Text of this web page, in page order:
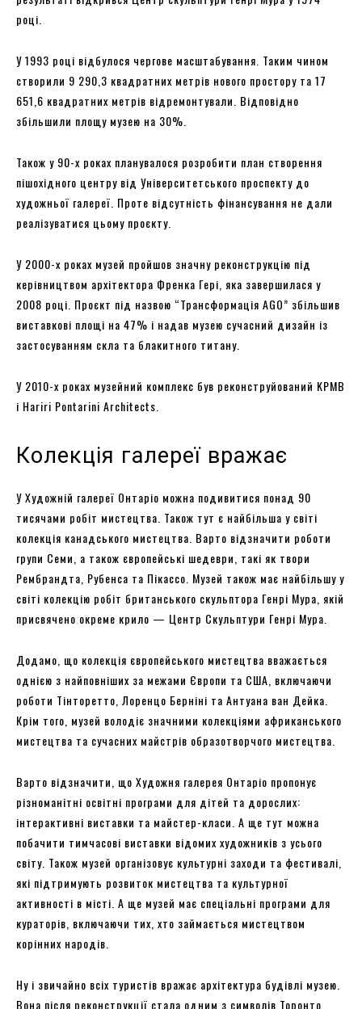
році.
У 1993 році відбулося чергове масштабування. Таким чином
створили 9 290,3 квадратних метрів нового простору та 17
651,6 квадратних метрів відремонтували. Відповідно
збільшили площу музею на 30%.
Також у 90-х роках планувалося розробити план створення
пішохідного центру від Університетського проспекту до
художньої галереї. Проте відсутність фінансування не дали
реалізуватися цьому проєкту.
У 2000-х роках музей пройшов значну реконструкцію під
керівництвом архітектора Френка Гері, яка завершилася у
2008 році. Проєкт під назвою “Трансформація AGO” збільшив
виставкові площі на 47% і надав музею сучасний дизайн із
застосуванням скла та блакитного титану.
У 2010-х роках музейний комплекс був реконструйований KPMB
і Hariri Pontarini Architects.
Колекція галереї вражає
У Художній галереї Онтаріо можна подивитися понад 90
тисячами робіт мистецтва. Також тут є найбільша у світі
колекція канадського мистецтва. Варто відзначити роботи
групи Семи, а також європейські шедеври, такі як твори
Рембрандта, Рубенса та Пікассо. Музей також має найбільшу у
світі колекцію робіт британського скульптора Генрі Мура, якій
присвячено окреме крило — Центр Скульптури Генрі Мура.
Додамо, що колекція європейського мистецтва вважається
однією з найповніших за межами Європи та США, включаючи
роботи Тінторетто, Лоренцо Берніні та Антуана ван Дейка.
Крім того, музей володіє значними колекціями африканського
мистецтва та сучасних майстрів образотворчого мистецтва.
Варто відзначити, що Художня галерея Онтаріо пропонує
різноманітні освітні програми для дітей та дорослих:
інтерактивні виставки та майстер-класи. А ще тут можна
побачити тимчасові виставки відомих художників з усього
світу. Також музей організовує культурні заходи та фестивалі,
які підтримують розвиток мистецтва та культурної
активності в місті. А ще музей має спеціальні програми для
кураторів, включаючи тих, хто займається мистецтвом
корінних народів.
Ну і звичайно всіх туристів вражає архітектура будівлі музею.
Вона після реконструкції стала одним з символів Торонто.